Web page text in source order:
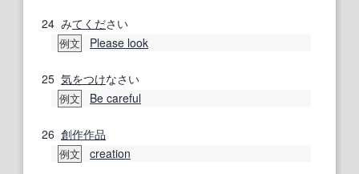
24 みてください
例文 Please look
25 気をつけなさい
例文 Be careful
26 創作作品
例文 creation